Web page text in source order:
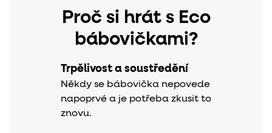
Proč si hrát s Eco
bábovičkami?
Trpělivost a soustředění
Někdy se bábovička nepovede
napoprvé a je potřeba zkusit to
znovu.